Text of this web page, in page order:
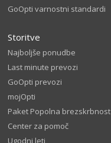
GoOpti varnostni standardi
Storitve
Najboljše ponudbe
Last minute prevozi
GoOpti prevozi
mojOpti
Paket Popolna brezskrbnost
Center za pomoč
Ugodni leti